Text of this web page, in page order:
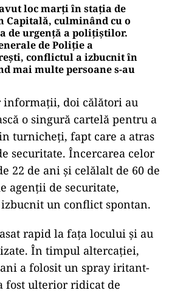
loc marți în stația de
Capitală, culminând cu o
de urgență a polițiștilor.
de Poliție a
conflictul a izbucnit în
mai multe persoane s-au
doi călători au
o singură cartelă pentru a
turnicheți, fapt care a atras
securitate. Încercarea celor
22 de ani și celălalt de 60 de
agenții de securitate,
un conflict spontan.
rapid la fața locului și au
În timpul altercației,
a folosit un spray iritant-
fost ulterior ridicat de